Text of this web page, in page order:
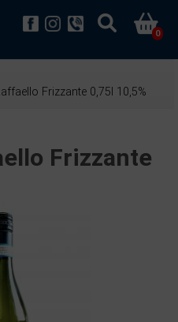
0
Frizzante 0,75l 10,5%
Frizzante